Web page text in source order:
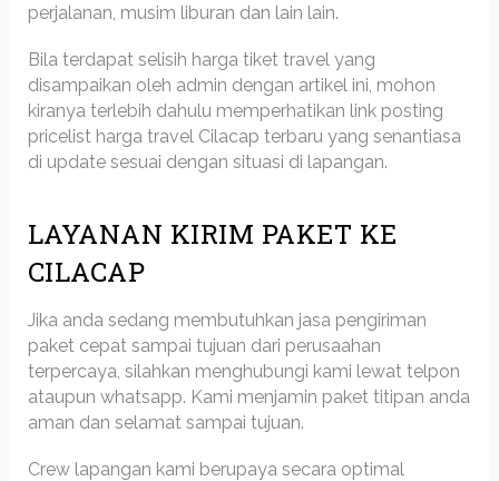
perjalanan, musim liburan dan lain lain.
Bila terdapat selisih harga tiket travel yang
disampaikan oleh admin dengan artikel ini, mohon
kiranya terlebih dahulu memperhatikan link posting
pricelist harga travel Cilacap terbaru yang senantiasa
di update sesuai dengan situasi di lapangan.
LAYANAN KIRIM PAKET KE
CILACAP
Jika anda sedang membutuhkan jasa pengiriman
paket cepat sampai tujuan dari perusaahan
terpercaya, silahkan menghubungi kami lewat telpon
ataupun whatsapp. Kami menjamin paket titipan anda
aman dan selamat sampai tujuan.
Crew lapangan kami berupaya secara optimal